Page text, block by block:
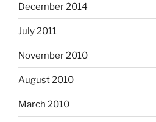
December 2014
July 2011
November 2010
August 2010
March 2010